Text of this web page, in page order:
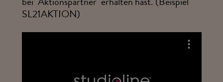
SL21AKTION)